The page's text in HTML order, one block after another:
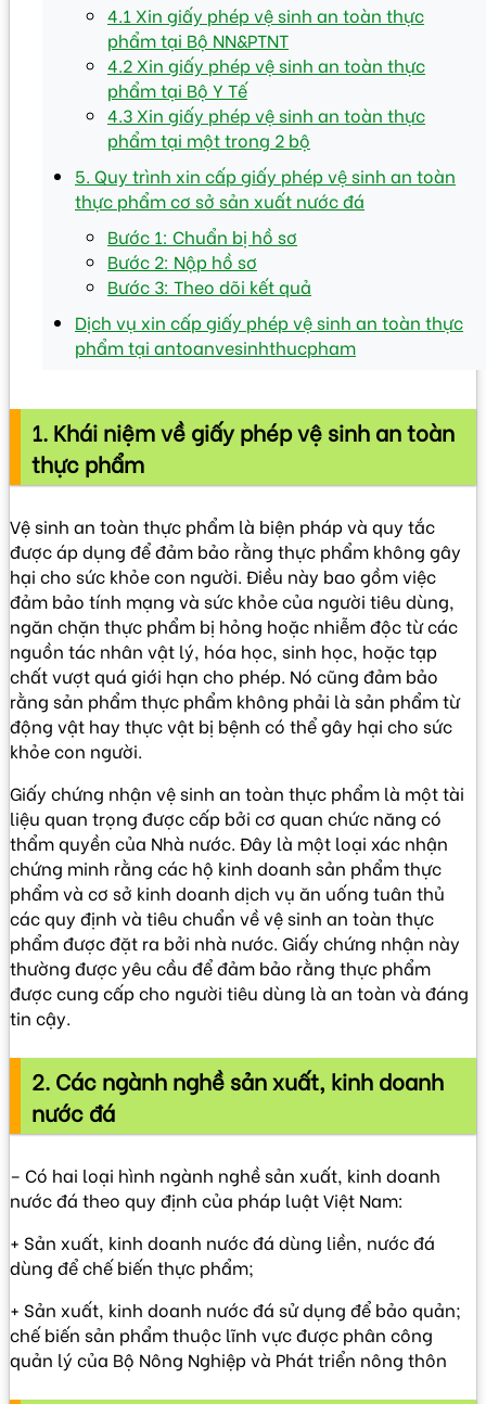
4.1 Xin giấy phép vệ sinh an toàn thực
phẩm tại Bộ NN&PTNT
4.2 Xin giấy phép vệ sinh an toàn thực
phẩm tại Bộ Y Tế
4.3 Xin giấy phép vệ sinh an toàn thực
phẩm tại một trong 2 bộ
5. Quy trình xin cấp giấy phép vệ sinh an toàn
thực phẩm cơ sở sản xuất nước đá
Bước 1: Chuẩn bị hồ sơ
Bước 2: Nộp hồ sơ
Bước 3: Theo dõi kết quả
Dịch vụ xin cấp giấy phép vệ sinh an toàn thực
phẩm tại antoanvesinhthucpham
1. Khái niệm về giấy phép vệ sinh an toàn
thực phẩm
Vệ sinh an toàn thực phẩm là biện pháp và quy tắc
được áp dụng để đảm bảo rằng thực phẩm không gây
hại cho sức khỏe con người. Điều này bao gồm việc
đảm bảo tính mạng và sức khỏe của người tiêu dùng,
ngăn chặn thực phẩm bị hỏng hoặc nhiễm độc từ các
nguồn tác nhân vật lý, hóa học, sinh học, hoặc tạp
chất vượt quá giới hạn cho phép. Nó cũng đảm bảo
rằng sản phẩm thực phẩm không phải là sản phẩm từ
động vật hay thực vật bị bệnh có thể gây hại cho sức
khỏe con người.
Giấy chứng nhận vệ sinh an toàn thực phẩm là một tài
liệu quan trọng được cấp bởi cơ quan chức năng có
thẩm quyền của Nhà nước. Đây là một loại xác nhận
chứng minh rằng các hộ kinh doanh sản phẩm thực
phẩm và cơ sở kinh doanh dịch vụ ăn uống tuân thủ
các quy định và tiêu chuẩn về vệ sinh an toàn thực
phẩm được đặt ra bởi nhà nước. Giấy chứng nhận này
thường được yêu cầu để đảm bảo rằng thực phẩm
được cung cấp cho người tiêu dùng là an toàn và đáng
tin cậy.
2. Các ngành nghề sản xuất, kinh doanh
nước đá
– Có hai loại hình ngành nghề sản xuất, kinh doanh
nước đá theo quy định của pháp luật Việt Nam:
+ Sản xuất, kinh doanh nước đá dùng liền, nước đá
dùng để chế biến thực phẩm;
+ Sản xuất, kinh doanh nước đá sử dụng để bảo quản;
chế biến sản phẩm thuộc lĩnh vực được phân công
quản lý của Bộ Nông Nghiệp và Phát triển nông thôn